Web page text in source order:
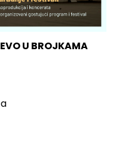
U BROJKAMA